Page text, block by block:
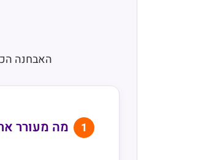
האבחנה
1 מה מעורר